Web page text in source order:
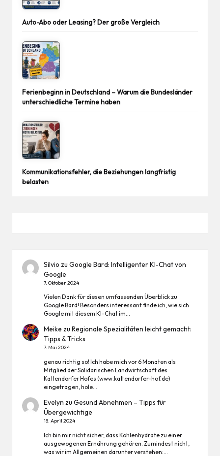
Auto-Abo oder Leasing? Der große Vergleich
Ferienbeginn in Deutschland – Warum die Bundesländer
unterschiedliche Termine haben
Kommunikationsfehler, die Beziehungen langfristig
belasten
Silvio zuGoogle Bard: Intelligenter KI-Chat von
Google
7. Oktober 2024
Vielen Dank für diesen umfassenden Überblick zu
Google Bard! Besonders interessant finde ich, wie sich
Google mit diesem KI-Chat im…
Meike zuRegionale Spezialitäten leicht gemacht:
Tipps & Tricks
7. Mai 2024
genau richtig so! Ich habe mich vor 6 Monaten als
Mitglied der Solidarischen Landwirtschaft des
Kattendorfer Hofes (www.kattendorfer-hof.de)
eingetragen, hole…
Evelyn zuGesund Abnehmen – Tipps für
Übergewichtige
18. April 2024
Ich bin mir nicht sicher, dass Kohlenhydrate zu einer
ausgewogenen Ernährung gehören. Zumindest nicht,
was wir im Allgemeinen darunter verstehen:…